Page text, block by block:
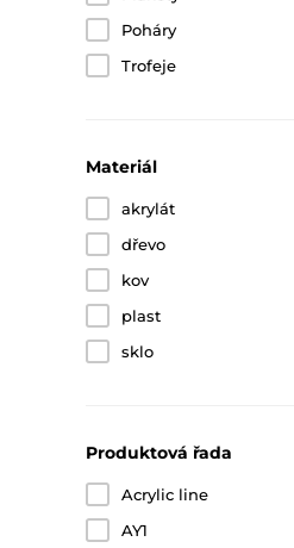
Poháry
Trofeje
Materiál
akrylát
dřevo
kov
plast
sklo
Produktová řada
Acrylic line
AY1